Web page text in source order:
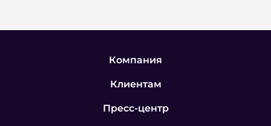
Компания
Клиентам
Пресс-центр